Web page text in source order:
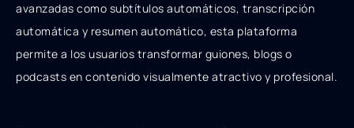
avanzadas como subtítulos automáticos, transcripción
automática y resumen automático, esta plataforma
permite a los usuarios transformar guiones, blogs o
podcasts en contenido visualmente atractivo y profesional.